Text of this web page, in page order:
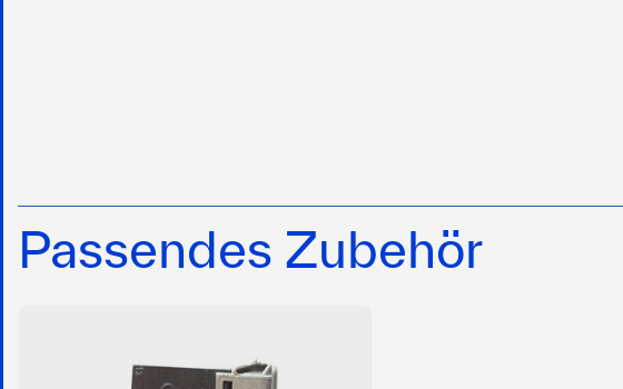
Passendes Zubehör